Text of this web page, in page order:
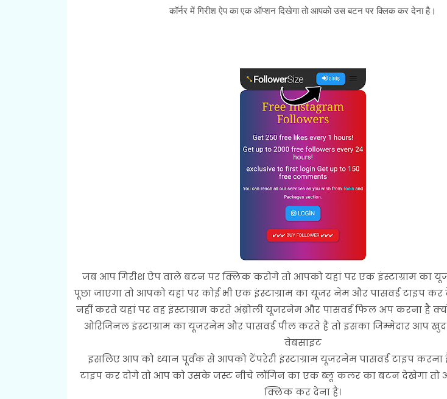
कॉर्नर में गिरीश ऐप का एक ऑप्शन दिखेगा तो आपको उस बटन पर क्लिक कर देना है।
जब आप गिरीश ऐप वाले बटन पर क्लिक करोगे तो आपको यहां पर एक इंस्टाग्राम का
पूछा जाएगा तो आपको यहां पर कोई भी एक इंस्टाग्राम का यूजर नेम और पासवर्ड टाइप
नहीं करते यहां पर वह इंस्टाग्राम करते अंब्रोली यूजरनेम और पासवर्ड फिल अप करना है
ओरिजिनल इंस्टाग्राम का यूजरनेम और पासवर्ड पील करते हैं तो इसका जिम्मेदार आप खुद
वेबसाइट
इसलिए आप को ध्यान पूर्वक से आपको टेंपरेरी इंस्टाग्राम यूजरनेम पासवर्ड टाइप
टाइप कर दोगे तो आप को उसके जस्ट नीचे लॉगिन का एक ब्लू कलर का बटन देखेगा
क्लिक कर देना है।